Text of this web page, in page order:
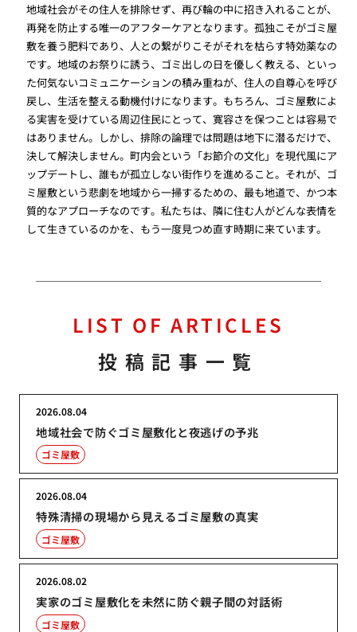
地域社会がその住人を排除せず、再び輪の中に招き入れることが、
再発を防止する唯一のアフターケアとなります。孤独こそがゴミ屋
敷を養う肥料であり、人との繋がりこそがそれを枯らす特効薬なの
です。地域のお祭りに誘う、ゴミ出しの日を優しく教える、といっ
た何気ないコミュニケーションの積み重ねが、住人の自尊心を呼び
戻し、生活を整える動機付けになります。もちろん、ゴミ屋敷によ
る実害を受けている周辺住民にとって、寛容さを保つことは容易で
はありません。しかし、排除の論理では問題は地下に潜るだけで、
決して解決しません。町内会という「お節介の文化」を現代風にア
ップデートし、誰もが孤立しない街作りを進めること。それが、ゴ
ミ屋敷という悲劇を地域から一掃するための、最も地道で、かつ本
質的なアプローチなのです。私たちは、隣に住む人がどんな表情を
して生きているのかを、もう一度見つめ直す時期に来ています。
LIST OF ARTICLES
投稿記事一覧
地域社会で防ぐゴミ屋敷化と夜逃げの予兆
2026.08.04
ゴミ屋敷
特殊清掃の現場から見えるゴミ屋敷の真実
2026.08.04
ゴミ屋敷
実家のゴミ屋敷化を未然に防ぐ親子間の対話術
2026.08.02
ゴミ屋敷